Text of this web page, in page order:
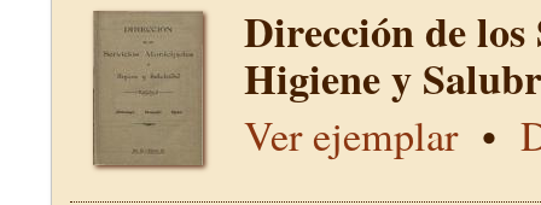
Dirección de
Higiene y
Ver ejemplar•